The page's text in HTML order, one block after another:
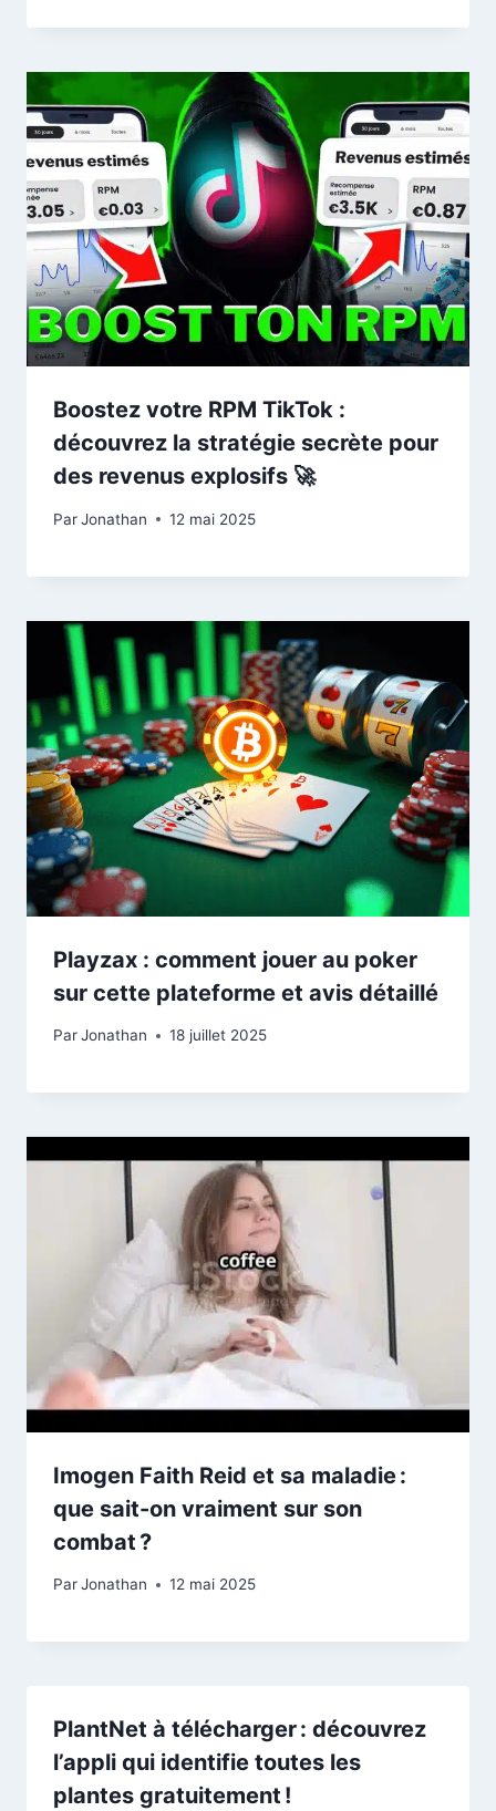
Boostez votre RPM TikTok :
découvrez la stratégie secrète pour
des revenus explosifs 🚀
ParJonathan 12 mai 2025
Playzax : comment jouer au poker
sur cette plateforme et avis détaillé
ParJonathan 18 juillet 2025
Imogen Faith Reid et sa maladie :
que sait-on vraiment sur son
combat ?
ParJonathan 12 mai 2025
PlantNet à télécharger : découvrez
l’appli qui identifie toutes les
plantes gratuitement !